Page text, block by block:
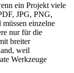
ein Projekt viele
JPG, PNG,
einzelne
nur für die
breiter
weil
Werkzeuge